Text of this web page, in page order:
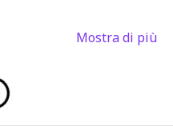
Mostra di più